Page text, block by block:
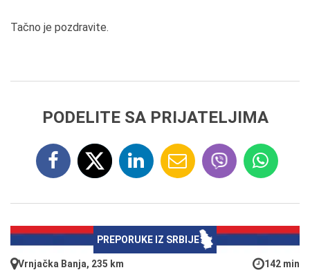
Tačno je pozdravite.
PODELITE SA PRIJATELJIMA
PREPORUKE IZ SRBIJE
Vrnjačka Banja, 235 km 142 min